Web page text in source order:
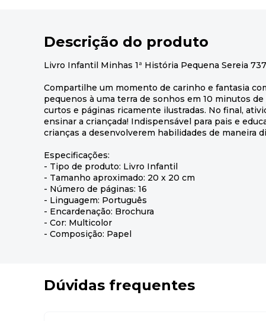
Descrição do produto
Livro Infantil Minhas 1ª História Pequena Sereia
Compartilhe um momento de carinho e fantasia
pequenos à uma terra de sonhos em 10 minutos
curtos e páginas ricamente ilustradas. No final,
ensinar a criançada! Indispensável para pais e
crianças a desenvolverem habilidades de maneira
Especificações:
- Tipo de produto: Livro Infantil
- Tamanho aproximado: 20 x 20 cm
- Número de páginas: 16
- Linguagem: Português
- Encardenação: Brochura
- Cor: Multicolor
- Composição: Papel
Dúvidas frequentes